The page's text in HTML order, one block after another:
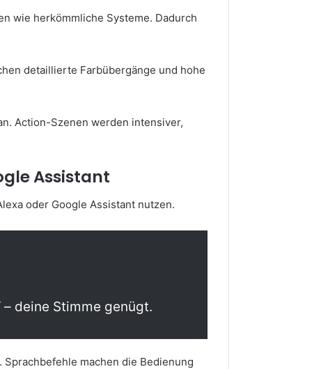
wie herkömmliche Systeme. Dadurch
detaillierte Farbübergänge und hohe
Action-Szenen werden intensiver,
Assistant
oder Google Assistant nutzen.
– deine Stimme genügt.
machen die Bedienung